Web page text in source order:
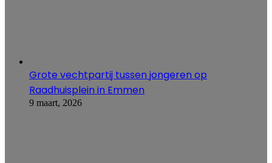
Grote vechtpartij tussen jongeren op
Raadhuisplein in Emmen
9 maart, 2026